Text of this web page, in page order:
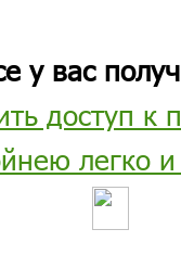
у вас
доступ к
легко